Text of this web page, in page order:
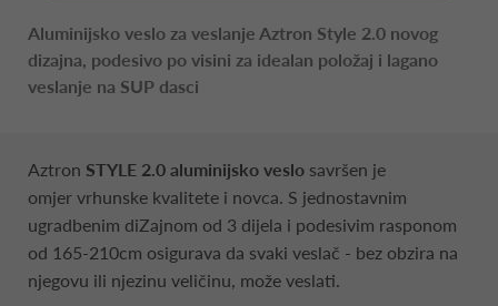
Aluminijsko veslo za veslanje Aztron Style 2.0 novog
dizajna, podesivo po visini za idealan položaj i lagano
veslanje na SUP dasci
Aztron STYLE 2.0 aluminijsko veslo savršen je
omjer vrhunske kvalitete i novca. S jednostavnim
ugradbenim diZajnom od 3 dijela i podesivim rasponom
od 165-210cm osigurava da svaki veslač - bez obzira na
njegovu ili njezinu veličinu, može veslati.